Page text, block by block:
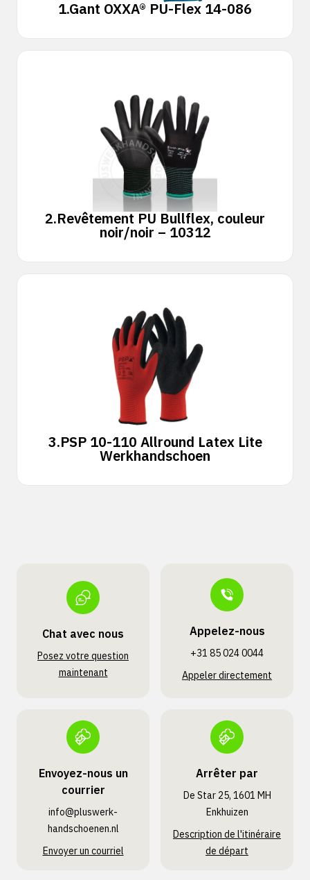
1.Gant OXXA® PU-Flex 14-086
2.Revêtement PU Bullflex, couleur
noir/noir – 10312
3.PSP 10-110 Allround Latex Lite
Werkhandschoen
Chat avec nous
Posez votre question
maintenant
Appelez-nous
+31 85 024 0044
Appeler directement
Envoyez-nous un
courrier
info@pluswerk­
handschoenen.nl
Envoyer un courriel
Arrêter par
De Star 25, 1601 MH
Enkhuizen
Description de l'itinéraire
de départ